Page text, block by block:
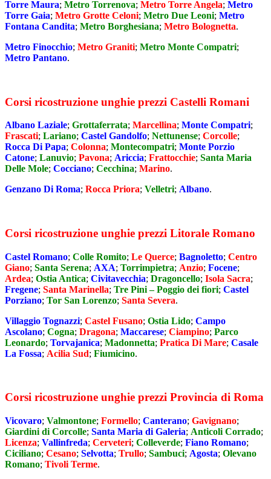
Torre Maura; Metro Torrenova; Metro Torre Angela; Metro
Torre Gaia; Metro Grotte Celoni; Metro Due Leoni; Metro
Fontana Candita; Metro Borghesiana; Metro Bolognetta.
Metro Finocchio; Metro Graniti; Metro Monte Compatri;
Metro Pantano.
Corsi ricostruzione unghie prezzi Castelli Romani
Albano Laziale; Grottaferrata; Marcellina; Monte Compatri;
Frascati; Lariano; Castel Gandolfo; Nettunense; Corcolle;
Rocca Di Papa; Colonna; Montecompatri; Monte Porzio
Catone; Lanuvio; Pavona; Ariccia; Frattocchie; Santa Maria
Delle Mole; Cocciano; Cecchina; Marino.
Genzano Di Roma; Rocca Priora; Velletri; Albano.
Corsi ricostruzione unghie prezzi Litorale Romano
Castel Romano; Colle Romito; Le Querce; Bagnoletto; Centro
Giano; Santa Serena; AXA; Torrimpietra; Anzio; Focene;
Ardea; Ostia Antica; Civitavecchia; Dragoncello; Isola Sacra;
Fregene; Santa Marinella; Tre Pini – Poggio dei fiori; Castel
Porziano; Tor San Lorenzo; Santa Severa.
Villaggio Tognazzi; Castel Fusano; Ostia Lido; Campo
Ascolano; Cogna; Dragona; Maccarese; Ciampino; Parco
Leonardo; Torvajanica; Madonnetta; Pratica Di Mare; Casale
La Fossa; Acilia Sud; Fiumicino.
Corsi ricostruzione unghie prezzi Provincia di Roma
Vicovaro; Valmontone; Formello; Canterano; Gavignano;
Giardini di Corcolle; Santa Maria di Galeria; Anticoli Corrado;
Licenza; Vallinfreda; Cerveteri; Colleverde; Fiano Romano;
Ciciliano; Cesano; Selvotta; Trullo; Sambuci; Agosta; Olevano
Romano; Tivoli Terme.